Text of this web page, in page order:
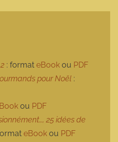
: format eBook ou PDF
pour Noël :
ou PDF
25 idées de
eBook ou PDF